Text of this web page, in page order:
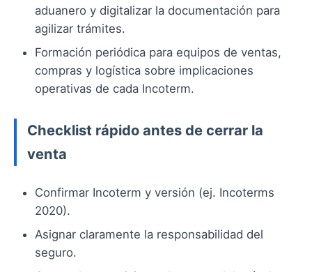
aduanero y digitalizar la documentación para
agilizar trámites.
Formación periódica para equipos de ventas,
compras y logística sobre implicaciones
operativas de cada Incoterm.
Checklist rápido antes de cerrar la
venta
Confirmar Incoterm y versión (ej. Incoterms
2020).
Asignar claramente la responsabilidad del
seguro.